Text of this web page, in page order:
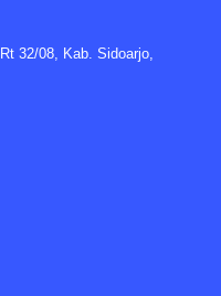
32/08, Kab. Sidoarjo,